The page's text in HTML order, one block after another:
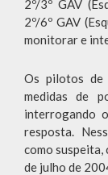
2º/3º GAV
2º/6º GAV
monitorar e
Os pilotos de
medidas de
interrogando
resposta.
como
de julho de